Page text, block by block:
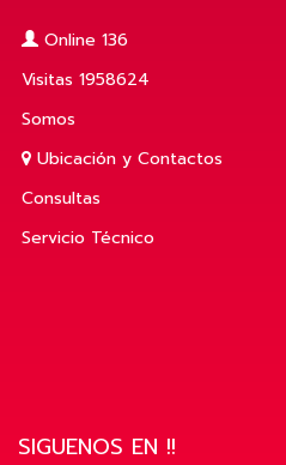
Online 136
Visitas 1958624
Somos
Ubicación y Contactos
Consultas
Servicio Técnico
SIGUENOS EN !!